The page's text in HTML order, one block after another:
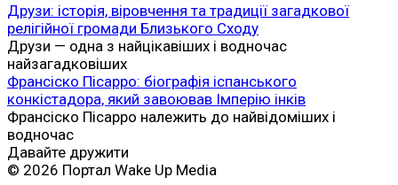
Друзи: історія, віровчення та традиції загадкової
релігійної громади Близького Сходу
Друзи — одна з найцікавіших і водночас
найзагадковіших
Франсіско Пісарро: біографія іспанського
конкістадора, який завоював Імперію інків
Франсіско Пісарро належить до найвідоміших і
водночас
Давайте дружити
© 2026 Портал Wake Up Media